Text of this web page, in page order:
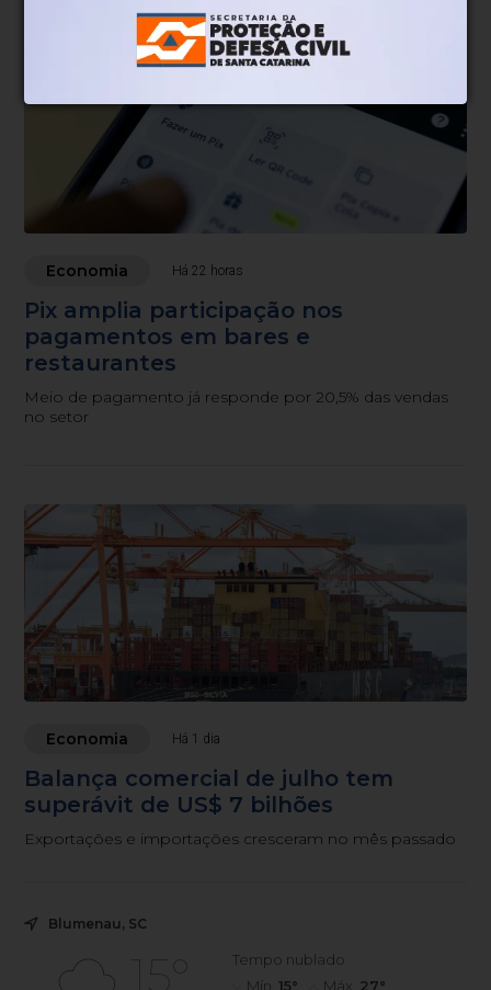
Economia Há 22 horas
Pix amplia participação nos
pagamentos em bares e
restaurantes
Meio de pagamento já responde por 20,5% das vendas
no setor
Economia Há 1 dia
Balança comercial de julho tem
superávit de US$ 7 bilhões
Exportações e importações cresceram no mês passado
Blumenau, SC
15°
Tempo nublado
Mín. 15° Máx. 27°